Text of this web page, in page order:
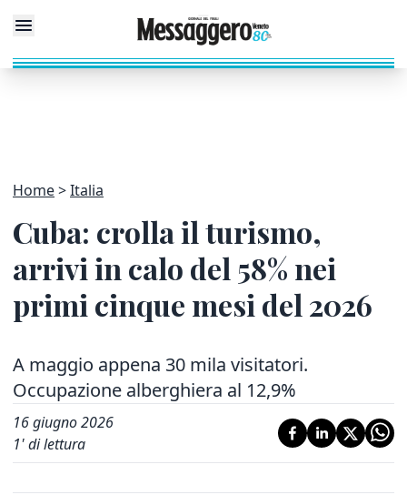
Home Italia
Cuba: crolla il turismo,
arrivi in calo del 58% nei
primi cinque mesi del 2026
A maggio appena 30 mila visitatori.
Occupazione alberghiera al 12,9%
16 giugno 2026
1' di lettura